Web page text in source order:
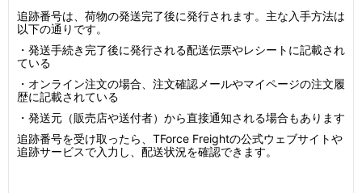
追跡番号は、荷物の発送完了後に発行されます。主な入手方法は
以下の通りです。
・発送手続き完了後に発行される配送伝票やレシートに記載され
ている
・オンライン注文の場合、注文確認メールやマイページの注文履
歴に記載されている
・発送元（販売店や送付者）から直接通知される場合もあります
追跡番号を受け取ったら、TForce Freightの公式ウェブサイトや
追跡サービスで入力し、配送状況を確認できます。